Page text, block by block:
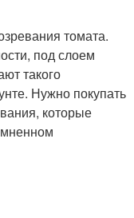
томата.
под слоем
такого
Нужно покупать
которые